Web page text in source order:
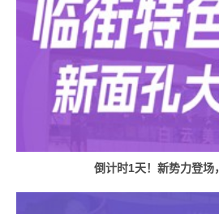
倒计时1天！新势力登场